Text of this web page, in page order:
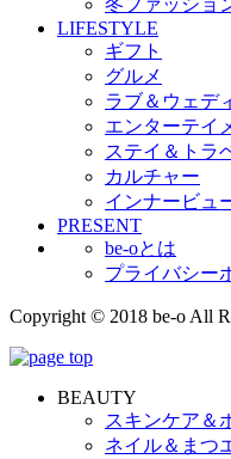
冬ファッショ
LIFESTYLE
ギフト
グルメ
ラブ＆ウェデ
エンターテイ
ステイ＆トラ
カルチャー
インナービュ
PRESENT
be-oとは
プライバシー
Copyright © 2018 be-o All
BEAUTY
スキンケア＆
ネイル＆まつ